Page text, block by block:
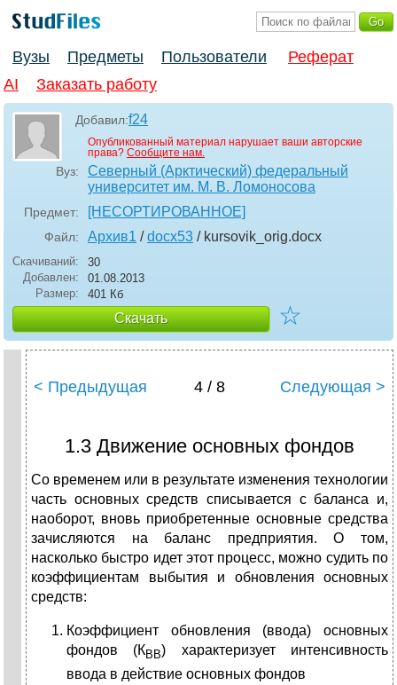
Вузы Предметы Пользователи
Реферат
AI
Заказать работу
Добавил:f24
Опубликованный материал нарушает ваши авторские
права? Сообщите нам.
Вуз:
Северный (Арктический) федеральный
университет им. М. В. Ломоносова
Предмет: [НЕСОРТИРОВАННОЕ]
Файл: Архив1 /docx53 / kursovik_orig.docx
Скачиваний:
30
Добавлен:
01.08.2013
Размер:
401 Кб
Скачать ☆
< Предыдущая 4 / 8 Следующая >
1.3 Движение основных фондов
Со временем или в результате изменения технологии
часть основных средств списывается с баланса и,
наоборот, вновь приобретенные основные средства
зачисляются на баланс предприятия. О том,
насколько быстро идет этот процесс, можно судить по
коэффициентам выбытия и обновления основных
средств:
Коэффициент обновления (ввода) основных
фондов (КВВ) характеризует интенсивность
ввода в действие основных фондов